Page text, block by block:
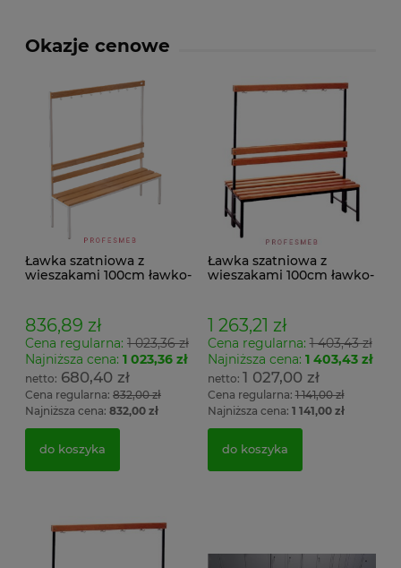
Okazje cenowe
Ławka szatniowa z
wieszakami 100cm ławko-
836,89 zł
Cena regularna: 1 023,36 zł
Najniższa cena: 1 023,36 zł
680,40 zł
Cena regularna: 832,00 zł
Najniższa cena: 832,00 zł
do koszyka
Ławka szatniowa z
wieszakami 100cm ławko-
1 263,21 zł
Cena regularna:1 403,43 zł
Najniższa cena: 1 403,43 zł
1 027,00 zł
Cena regularna:1 141,00 zł
Najniższa cena: 1 141,00 zł
do koszyka